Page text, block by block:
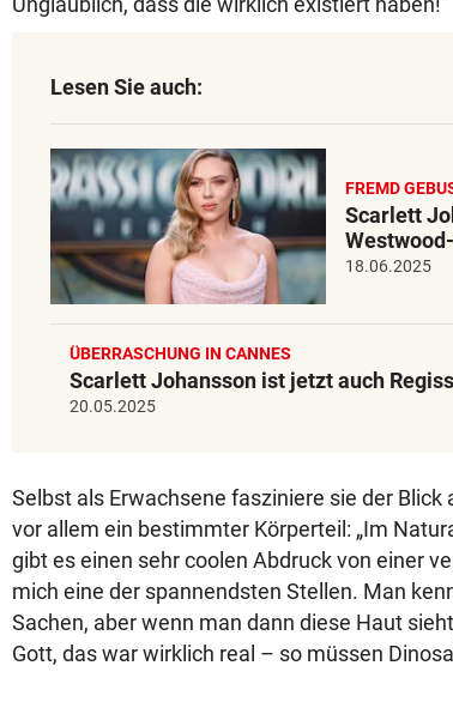
Lesen Sie auch:
FREMD
Scarlett
18.06.2025
ÜBERRASCHUNG IN CANNES
Scarlett Johansson ist jetzt auch
20.05.2025
Selbst als Erwachsene fasziniere sie der
vor allem ein bestimmter Körperteil: „Im
gibt es einen sehr coolen Abdruck von einer
mich eine der spannendsten Stellen. Man
Sachen, aber wenn man dann diese Haut
Gott, das war wirklich real – so müssen